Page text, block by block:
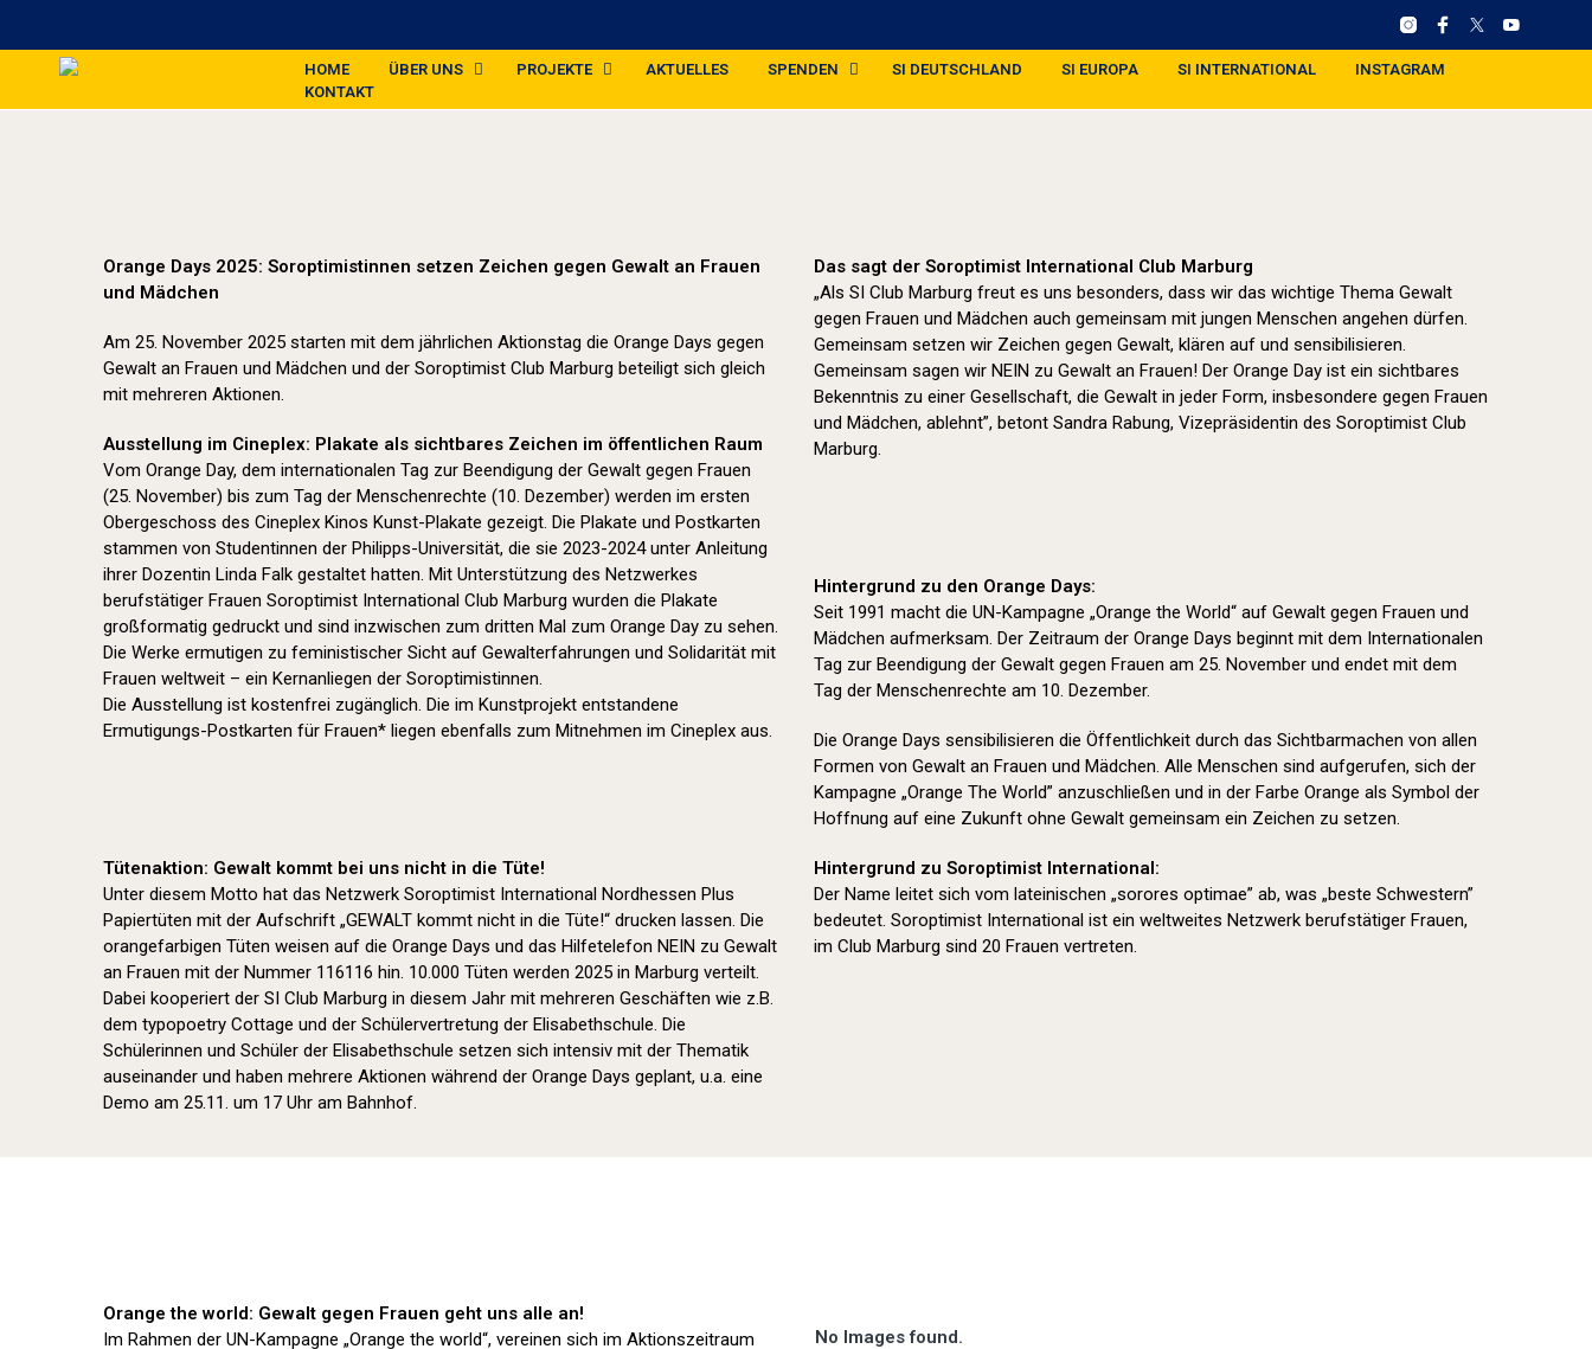
HOME ÜBER UNS PROJEKTE AKTUELLES SPENDEN SI DEUTSCHLAND SI EUROPA SI INTERNATIONAL
INSTAGRAM
KONTAKT
Orange Days 2025: Soroptimistinnen setzen Zeichen gegen Gewalt an Frauen
und Mädchen
Am 25. November 2025 starten mit dem jährlichen Aktionstag die Orange Days gegen
Gewalt an Frauen und Mädchen und der Soroptimist Club Marburg beteiligt sich gleich
mit mehreren Aktionen.
Ausstellung im Cineplex: Plakate als sichtbares Zeichen im öffentlichen Raum
Vom Orange Day, dem internationalen Tag zur Beendigung der Gewalt gegen Frauen
(25. November) bis zum Tag der Menschenrechte (10. Dezember) werden im ersten
Obergeschoss des Cineplex Kinos Kunst-Plakate gezeigt. Die Plakate und Postkarten
stammen von Studentinnen der Philipps-Universität, die sie 2023-2024 unter Anleitung
ihrer Dozentin Linda Falk gestaltet hatten. Mit Unterstützung des Netzwerkes
berufstätiger Frauen Soroptimist International Club Marburg wurden die Plakate
großformatig gedruckt und sind inzwischen zum dritten Mal zum Orange Day zu sehen.
Die Werke ermutigen zu feministischer Sicht auf Gewalterfahrungen und Solidarität mit
Frauen weltweit – ein Kernanliegen der Soroptimistinnen.
Die Ausstellung ist kostenfrei zugänglich. Die im Kunstprojekt entstandene
Ermutigungs-Postkarten für Frauen* liegen ebenfalls zum Mitnehmen im Cineplex aus.
Tütenaktion: Gewalt kommt bei uns nicht in die Tüte!
Unter diesem Motto hat das Netzwerk Soroptimist International Nordhessen Plus
Papiertüten mit der Aufschrift „GEWALT kommt nicht in die Tüte!“ drucken lassen. Die
orangefarbigen Tüten weisen auf die Orange Days und das Hilfetelefon NEIN zu Gewalt
an Frauen mit der Nummer 116116 hin. 10.000 Tüten werden 2025 in Marburg verteilt.
Dabei kooperiert der SI Club Marburg in diesem Jahr mit mehreren Geschäften wie z.B.
dem typopoetry Cottage und der Schülervertretung der Elisabethschule. Die
Schülerinnen und Schüler der Elisabethschule setzen sich intensiv mit der Thematik
auseinander und haben mehrere Aktionen während der Orange Days geplant, u.a. eine
Demo am 25.11. um 17 Uhr am Bahnhof.
Das sagt der Soroptimist International Club Marburg
„Als SI Club Marburg freut es uns besonders, dass wir das wichtige Thema Gewalt
gegen Frauen und Mädchen auch gemeinsam mit jungen Menschen angehen dürfen.
Gemeinsam setzen wir Zeichen gegen Gewalt, klären auf und sensibilisieren.
Gemeinsam sagen wir NEIN zu Gewalt an Frauen! Der Orange Day ist ein sichtbares
Bekenntnis zu einer Gesellschaft, die Gewalt in jeder Form, insbesondere gegen Frauen
und Mädchen, ablehnt”, betont Sandra Rabung, Vizepräsidentin des Soroptimist Club
Marburg.
Hintergrund zu den Orange Days:
Seit 1991 macht die UN-Kampagne „Orange the World“ auf Gewalt gegen Frauen und
Mädchen aufmerksam. Der Zeitraum der Orange Days beginnt mit dem Internationalen
Tag zur Beendigung der Gewalt gegen Frauen am 25. November und endet mit dem
Tag der Menschenrechte am 10. Dezember.
Die Orange Days sensibilisieren die Öffentlichkeit durch das Sichtbarmachen von allen
Formen von Gewalt an Frauen und Mädchen. Alle Menschen sind aufgerufen, sich der
Kampagne „Orange The World” anzuschließen und in der Farbe Orange als Symbol der
Hoffnung auf eine Zukunft ohne Gewalt gemeinsam ein Zeichen zu setzen.
Hintergrund zu Soroptimist International:
Der Name leitet sich vom lateinischen „sorores optimae” ab, was „beste Schwestern”
bedeutet. Soroptimist International ist ein weltweites Netzwerk berufstätiger Frauen,
im Club Marburg sind 20 Frauen vertreten.
Orange the world: Gewalt gegen Frauen geht uns alle an!
Im Rahmen der UN-Kampagne „Orange the world“, vereinen sich im Aktionszeitraum
No Images found.